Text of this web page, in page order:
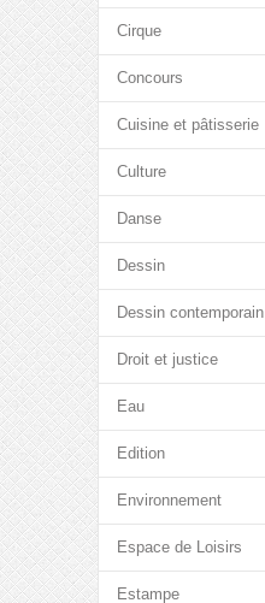
Cirque
Concours
Cuisine et pâtisserie
Culture
Danse
Dessin
Dessin contemporain
Droit et justice
Eau
Edition
Environnement
Espace de Loisirs
Estampe